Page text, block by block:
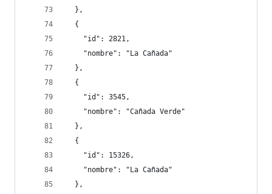
  },
  {
    "id": 2821,
    "nombre": "La Cañada"
  },
  {
    "id": 3545,
    "nombre": "Cañada Verde"
  },
  {
    "id": 15326,
    "nombre": "La Cañada"
  },